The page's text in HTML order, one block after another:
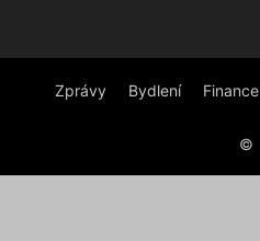
Zprávy Bydlení Finance
©